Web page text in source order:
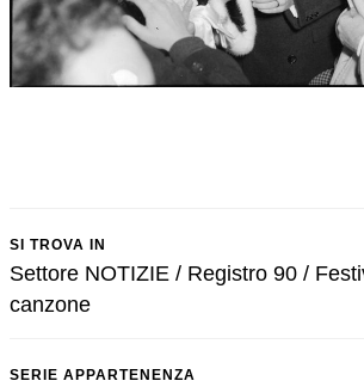
SI TROVA IN
Settore NOTIZIE / Registro 90 /
canzone
SERIE APPARTENENZA